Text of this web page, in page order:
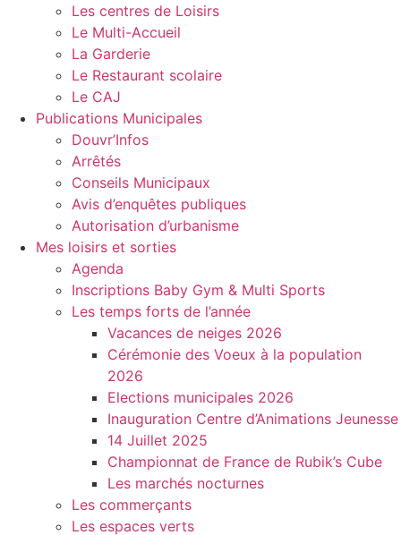
Les centres de Loisirs
Le Multi-Accueil
La Garderie
Le Restaurant scolaire
Le CAJ
Publications Municipales
Douvr’Infos
Arrêtés
Conseils Municipaux
Avis d’enquêtes publiques
Autorisation d’urbanisme
Mes loisirs et sorties
Agenda
Inscriptions Baby Gym & Multi Sports
Les temps forts de l’année
Vacances de neiges 2026
Cérémonie des Voeux à la population
2026
Elections municipales 2026
Inauguration Centre d’Animations Jeunesse
14 Juillet 2025
Championnat de France de Rubik’s Cube
Les marchés nocturnes
Les commerçants
Les espaces verts